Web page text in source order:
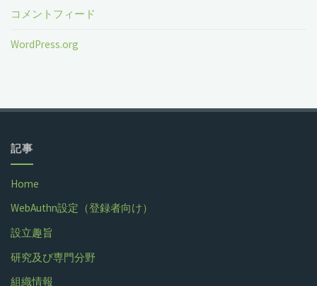
コメントフィード
WordPress.org
記事
Home
WebAuthn設定（登録者向け）
設立趣旨
研究及び専門分野
組織情報